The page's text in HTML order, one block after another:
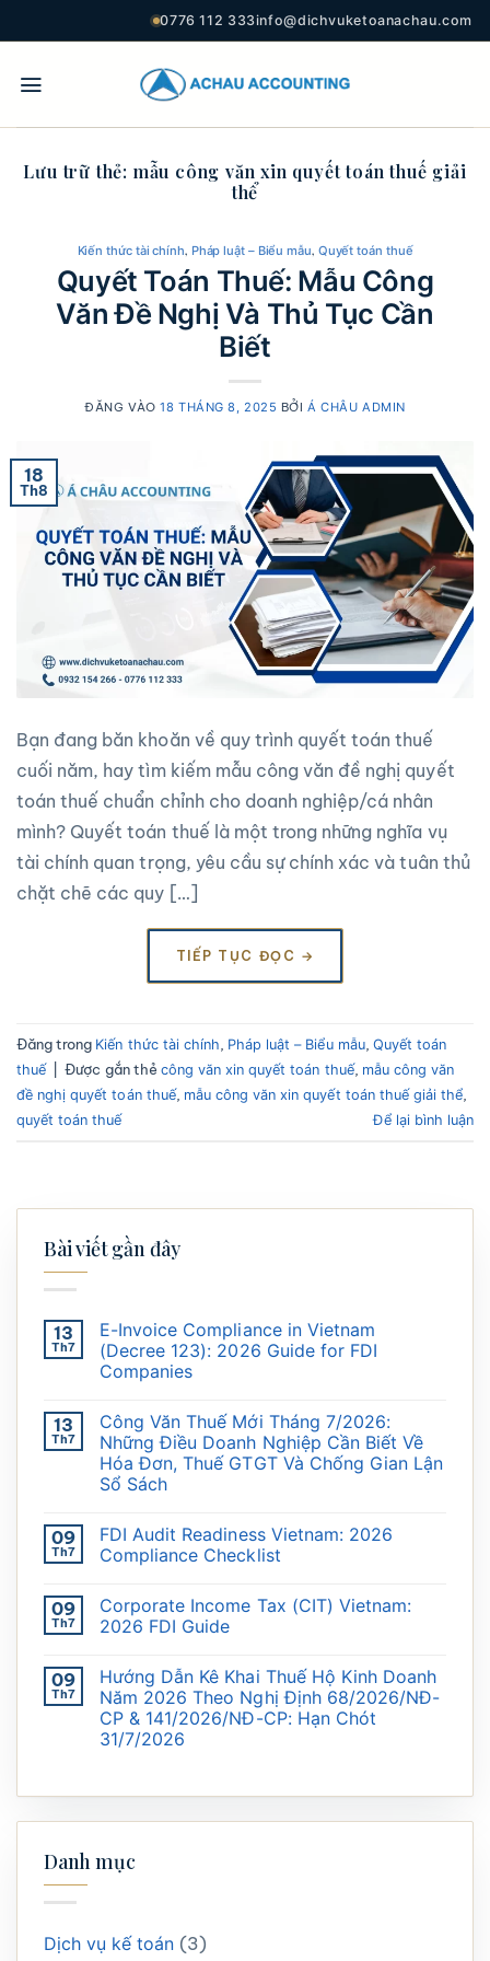
0776 112 333info@dichvuketoanachau.com
Lưu trữ thẻ: mẫu công văn xin quyết toán thuế giải
thể
Kiến thức tài chính, Pháp luật – Biểu mẫu, Quyết toán thuế
Quyết Toán Thuế: Mẫu Công
Văn Đề Nghị Và Thủ Tục Cần
Biết
ĐĂNG VÀO18 THÁNG 8, 2025 BỞIÁ CHÂU ADMIN
18
Th8
Bạn đang băn khoăn về quy trình quyết toán thuế
cuối năm, hay tìm kiếm mẫu công văn đề nghị quyết
toán thuế chuẩn chỉnh cho doanh nghiệp/cá nhân
mình? Quyết toán thuế là một trong những nghĩa vụ
tài chính quan trọng, yêu cầu sự chính xác và tuân thủ
chặt chẽ các quy […]
TIẾP TỤC ĐỌC →
Đăng trong Kiến thức tài chính Pháp luật – Biểu mẫu, Quyết toán
thuế
Được gắn thẻ công văn xin quyết toán thuế, mẫu công văn
đề nghị quyết toán thuế, mẫu công văn xin quyết toán thuế giải thể
quyết toán thuế Để lại bình luận
Bài viết gần đây
13
Th7
E-Invoice Compliance in Vietnam
(Decree 123): 2026 Guide for FDI
Companies
13
Th7
Công Văn Thuế Mới Tháng 7/2026:
Những Điều Doanh Nghiệp Cần Biết Về
Hóa Đơn, Thuế GTGT Và Chống Gian Lận
Sổ Sách
09
Th7
FDI Audit Readiness Vietnam: 2026
Compliance Checklist
09
Th7
Corporate Income Tax (CIT) Vietnam:
2026 FDI Guide
09
Th7
Hướng Dẫn Kê Khai Thuế Hộ Kinh Doanh
Năm 2026 Theo Nghị Định 68/2026/NĐ-
CP & 141/2026/NĐ-CP: Hạn Chót
31/7/2026
Danh mục
Dịch vụ kế toán (3)